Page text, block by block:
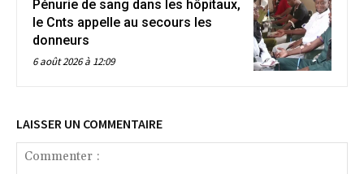
Pénurie de sang dans les hôpitaux,
le Cnts appelle au secours les
donneurs
6 août 2026 à 12:09
LAISSER UN COMMENTAIRE